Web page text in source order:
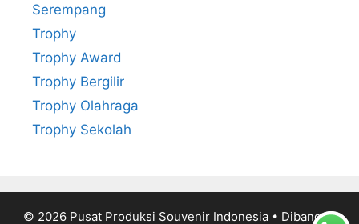
Serempang
Trophy
Trophy Award
Trophy Bergilir
Trophy Olahraga
Trophy Sekolah
© 2026 Pusat Produksi Souvenir Indonesia • Dibangun